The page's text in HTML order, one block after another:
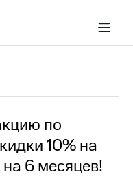
по
10% на
6 месяцев!